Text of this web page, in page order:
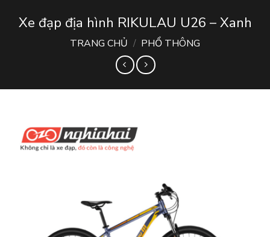
Xe đạp địa hình RIKULAU U26 – Xanh
TRANG CHỦ / PHỔ THÔNG